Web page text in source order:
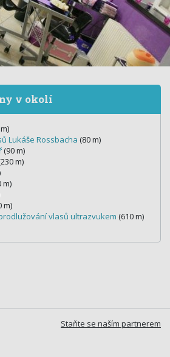
v okolí
Lukáše Rossbacha (80 m)
(90 m)
m)
m)
m)
vlasů ultrazvukem (610 m)
Staňte se naším partnerem